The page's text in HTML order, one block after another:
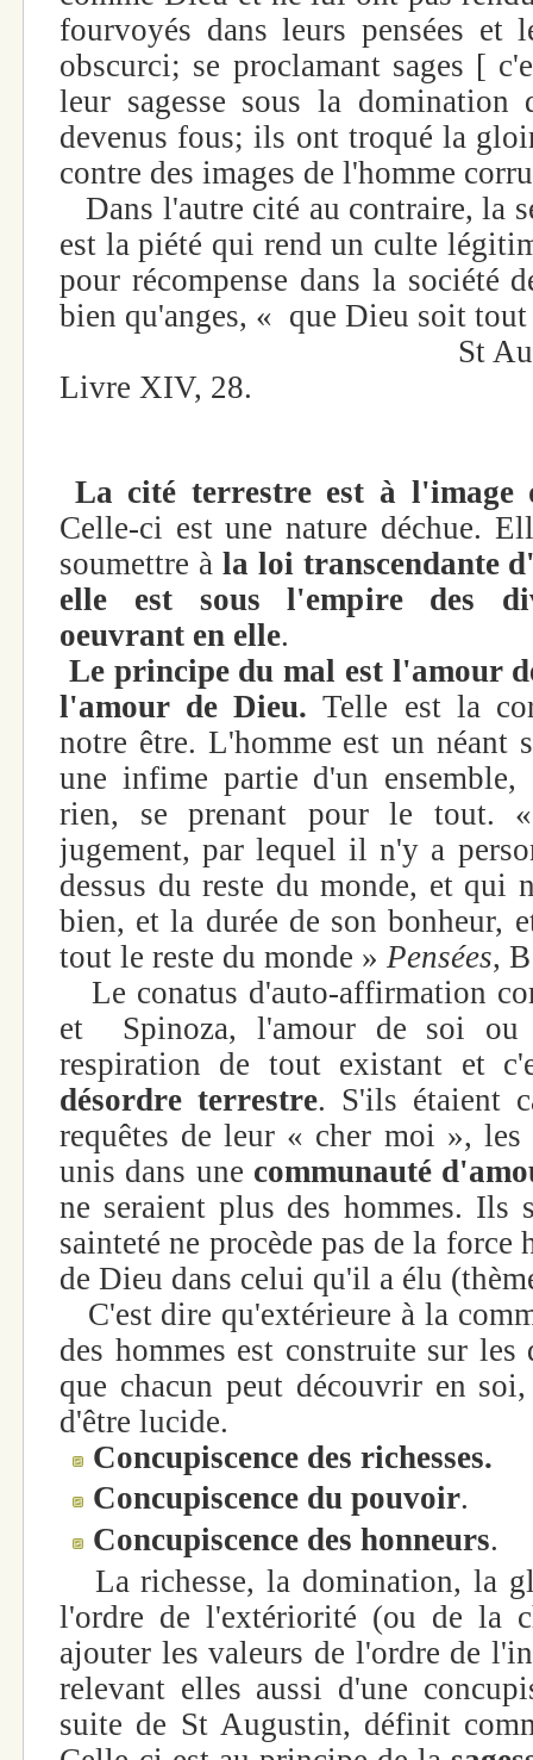
fourvoyés dans leurs pensées et
obscurci; se proclamant sages [
leur sagesse sous la
devenus fous; ils ont troqué la
contre des images de l'homme
Dans l'autre cité au contraire, la
est la piété qui rend un culte
pour récompense dans la société
bien qu'anges, « que Dieu soit tout
St
Livre XIV, 28.
La cité terrestre est à l'image
Celle-ci est une nature déchue.
soumettre à la loi transcendante
elle est sous l'empire des
oeuvrant en elle.
Le principe du mal est l'amour
l'amour de Dieu. Telle est la
notre être. L'homme est un néant
une infime partie d'un
rien, se prenant pour le tout.
jugement, par lequel il n'y a
dessus du reste du monde, et qui
bien, et la durée de son bonheur,
tout le reste du monde » Pensées,
Le conatus d'auto-affirmation
et Spinoza, l'amour de soi ou
respiration de tout existant et
désordre terrestre. S'ils étaient
requêtes de leur « cher moi », les
unis dans une communauté
ne seraient plus des hommes. Ils
sainteté ne procède pas de la force
de Dieu dans celui qu'il a élu
C'est dire qu'extérieure à la
des hommes est construite sur les
que chacun peut découvrir en
d'être lucide.
Concupiscence des richesses.
Concupiscence du pouvoir.
Concupiscence des honneurs.
La richesse, la domination, la
l'ordre de l'extériorité (ou de la
ajouter les valeurs de l'ordre de
relevant elles aussi d'une
suite de St Augustin, définit